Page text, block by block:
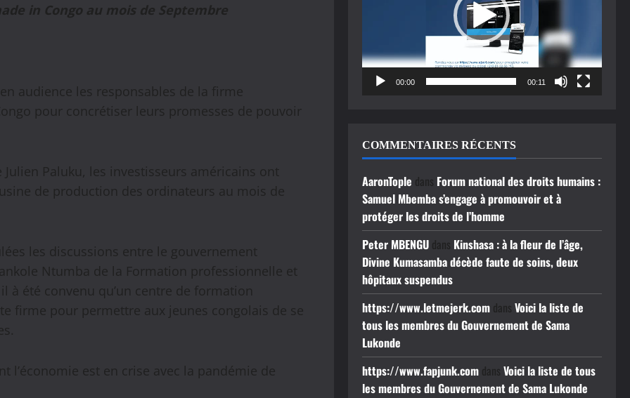
in Congo au mois de Septembre
audience les responsables de la firme
pour concrétiser leurs promesses de pouvoir
Paluku, les investisseurs américains ont
de production des ordinateurs au mois de
les discussions entre le gouvernement
Ntumba de la Formation professionnelle et
à été convenu qu’un centre de formation
firme pour permettre aux jeunes congolais de se
l’économie est en crise avec la pandémie de
00:00 00:11
COMMENTAIRES RÉCENTS
AaronTople dans Forum national des droits humains :
Samuel Mbemba s’engage à promouvoir et à
protéger les droits de l’homme
Peter MBENGUdans Kinshasa : à la fleur de l’âge,
Divine Kumasamba décède faute de soins, deux
hôpitaux suspendus
https://www.letmejerk.comdans Voici la liste de
tous les membres du Gouvernement de Sama
Lukonde
https://www.fapjunk.comdans Voici la liste de tous
les membres du Gouvernement de Sama Lukonde